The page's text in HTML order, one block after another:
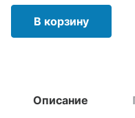
В корзину
Описание